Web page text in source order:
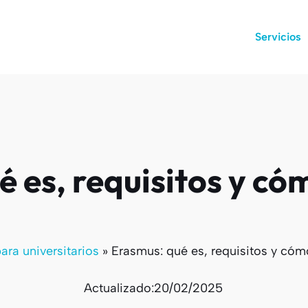
Servicios
es, requisitos y
universitarios » Erasmus: qué es, requisitos y
Actualizado:20/02/2025